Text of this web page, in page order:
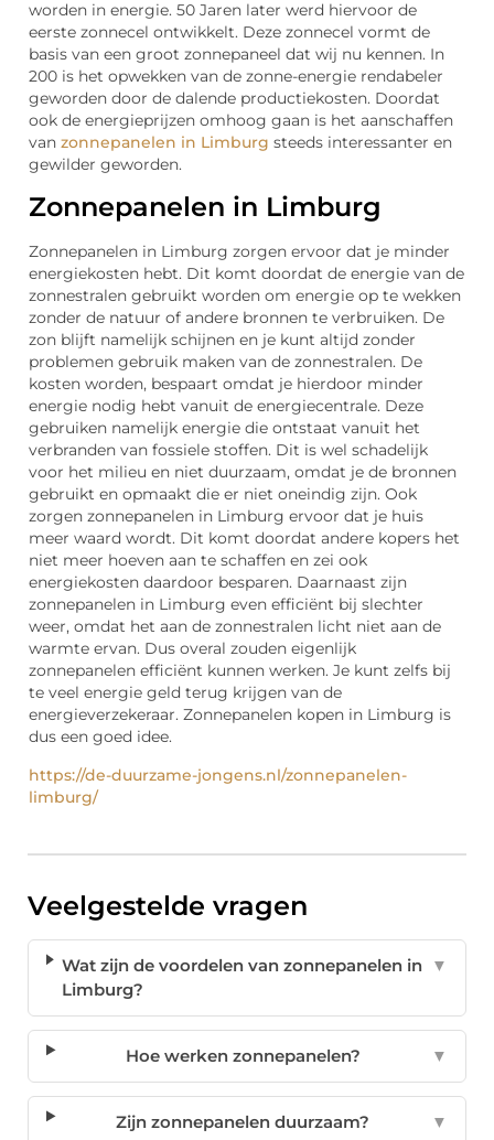
worden in energie. 50 Jaren later werd hiervoor de
eerste zonnecel ontwikkelt. Deze zonnecel vormt de
basis van een groot zonnepaneel dat wij nu kennen. In
200 is het opwekken van de zonne-energie rendabeler
geworden door de dalende productiekosten. Doordat
ook de energieprijzen omhoog gaan is het aanschaffen
van zonnepanelen in Limburg steeds interessanter en
gewilder geworden.
Zonnepanelen in Limburg
Zonnepanelen in Limburg zorgen ervoor dat je minder
energiekosten hebt. Dit komt doordat de energie van de
zonnestralen gebruikt worden om energie op te wekken
zonder de natuur of andere bronnen te verbruiken. De
zon blijft namelijk schijnen en je kunt altijd zonder
problemen gebruik maken van de zonnestralen. De
kosten worden, bespaart omdat je hierdoor minder
energie nodig hebt vanuit de energiecentrale. Deze
gebruiken namelijk energie die ontstaat vanuit het
verbranden van fossiele stoffen. Dit is wel schadelijk
voor het milieu en niet duurzaam, omdat je de bronnen
gebruikt en opmaakt die er niet oneindig zijn. Ook
zorgen zonnepanelen in Limburg ervoor dat je huis
meer waard wordt. Dit komt doordat andere kopers het
niet meer hoeven aan te schaffen en zei ook
energiekosten daardoor besparen. Daarnaast zijn
zonnepanelen in Limburg even efficiënt bij slechter
weer, omdat het aan de zonnestralen licht niet aan de
warmte ervan. Dus overal zouden eigenlijk
zonnepanelen efficiënt kunnen werken. Je kunt zelfs bij
te veel energie geld terug krijgen van de
energieverzekeraar. Zonnepanelen kopen in Limburg is
dus een goed idee.
https://de-duurzame-jongens.nl/zonnepanelen-
limburg/
Veelgestelde vragen
Wat zijn de voordelen van zonnepanelen in
Limburg?
▼
Hoe werken zonnepanelen? ▼
Zijn zonnepanelen duurzaam? ▼